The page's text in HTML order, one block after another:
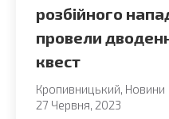
розбійного
провели
квест
Кропивницький Новини
27 Червня, 2023